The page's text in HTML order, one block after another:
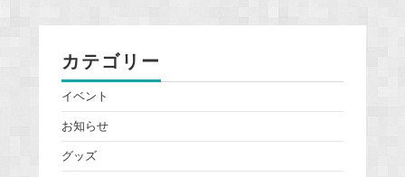
カテゴリー
イベント
お知らせ
グッズ